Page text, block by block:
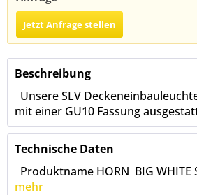
Jetzt Anfrage stellen
Beschreibung
Unsere SLV
mit einer GU10 Fassung
Technische Daten
Produktname HORN BIG WHITE
mehr